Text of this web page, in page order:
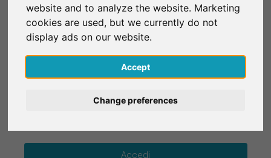
website and to analyze the website. Marketing
cookies are used, but we currently do not
display ads on our website.
Accept
Change preferences
OPPURE
E-mail*
Password*
Registrati gratis
Accedi
English
Deutsch